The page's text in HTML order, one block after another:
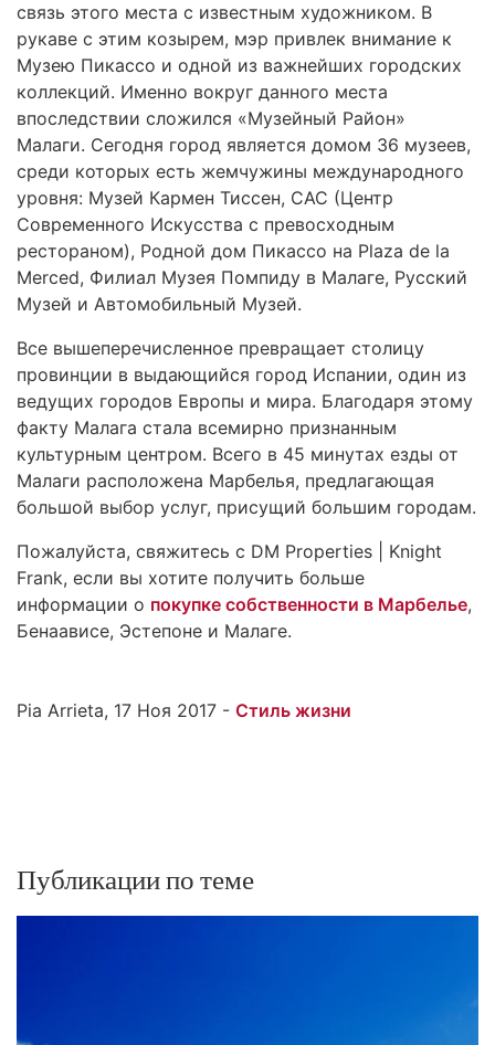
связь этого места с известным художником. В
рукаве с этим козырем, мэр привлек внимание к
Музею Пикассо и одной из важнейших городских
коллекций. Именно вокруг данного места
впоследствии сложился «Музейный Район»
Малаги. Сегодня город является домом 36 музеев,
среди которых есть жемчужины международного
уровня: Музей Кармен Тиссен, СAC (Центр
Современного Искусства с превосходным
рестораном), Родной дом Пикассо на Plaza de la
Merced, Филиал Музея Помпиду в Малаге, Русский
Музей и Автомобильный Музей.
Все вышеперечисленное превращает столицу
провинции в выдающийся город Испании, один из
ведущих городов Европы и мира. Благодаря этому
факту Малага стала всемирно признанным
культурным центром. Всего в 45 минутах езды от
Малаги расположена Марбелья, предлагающая
большой выбор услуг, присущий большим городам.
Пожалуйста, свяжитесь с DM Properties | Knight
Frank, если вы хотите получить больше
информации о покупке собственности в Марбелье,
Бенаависе, Эстепоне и Малаге.
Pia Arrieta, 17 Ноя 2017 - Стиль жизни
Публикации по теме